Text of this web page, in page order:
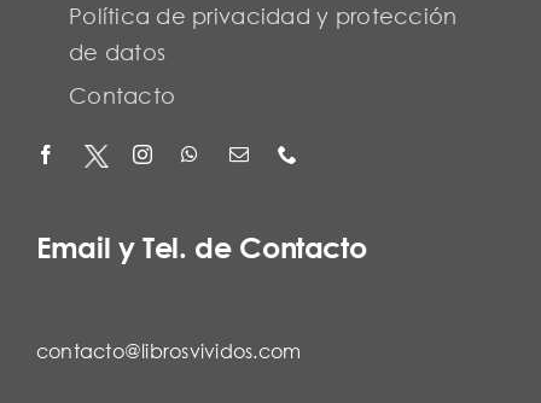
Política de privacidad y protección
de datos
Contacto
Email y Tel. de Contacto
contacto@librosvividos.com